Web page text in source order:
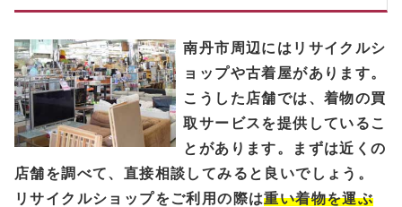
南丹市周辺にはリサイクルシ
ョップや古着屋があります。
こうした店舗では、着物の買
取サービスを提供しているこ
とがあります。まずは近くの
店舗を調べて、直接相談してみると良いでしょう。
リサイクルショップをご利用の際は重い着物を運ぶ